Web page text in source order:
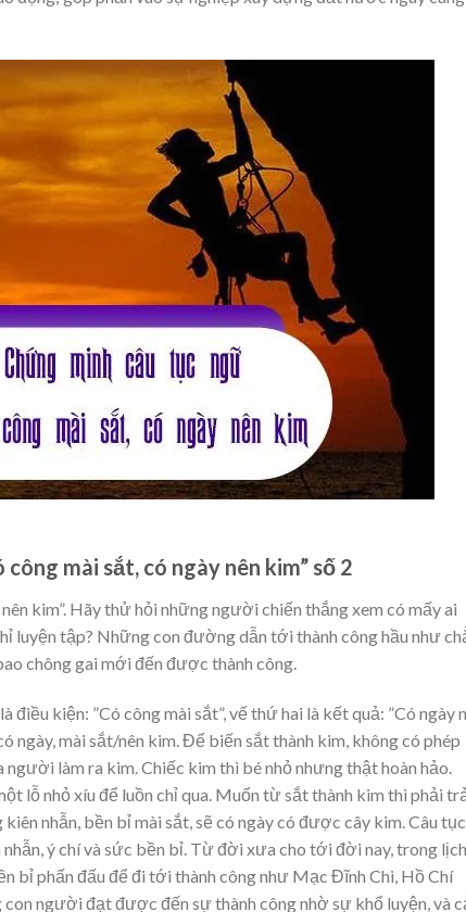
mài sắt, có ngày nên kim” số 2
kim”. Hãy thử hỏi những người chiến thắng xem có mấy ai
luyện tập? Những con đường dẫn tới thành công hầu như
chông gai mới đến được thành công.
kiện: ”Có công mài sắt”, vế thứ hai là kết quả: ”Có ngày
ngày, mài sắt/nên kim. Để biến sắt thành kim, không có phép
làm ra kim. Chiếc kim thì bé nhỏ nhưng thật hoàn hảo.
lỗ nhỏ xíu để luồn chỉ qua. Muốn từ sắt thành kim thì phải
nhẫn, bền bỉ mài sắt, sẽ có ngày có được cây kim. Câu tục
ý chí và sức bền bỉ. Từ đời xưa cho tới đời nay, trong
bỉ phấn đấu để đi tới thành công như Mạc Đĩnh Chi, Hồ Chí
người đạt được đến sự thành công nhờ sự khổ luyện, và